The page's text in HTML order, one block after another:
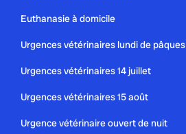
Euthanasie à domicile
Urgences vétérinaires lundi de pâques
Urgences vétérinaires 14 juillet
Urgences vétérinaires 15 août
Urgence vétérinaire ouvert de nuit